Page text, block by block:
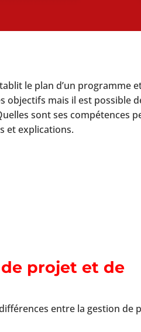
le plan d’un programme
objectifs mais il est possible
sont ses compétences
et explications.
projet et de
entre la gestion de